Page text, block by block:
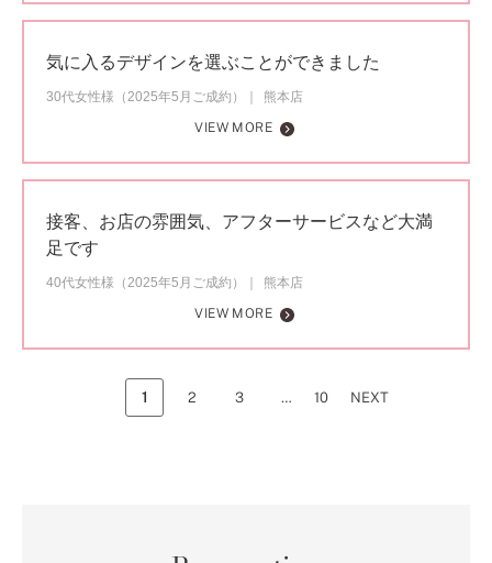
気に入るデザインを選ぶことができました
30代女性様（2025年5月ご成約）
熊本店
VIEW MORE
接客、お店の雰囲気、アフターサービスなど大満
足です
40代女性様（2025年5月ご成約）
熊本店
VIEW MORE
1 2 3 … 10 NEXT